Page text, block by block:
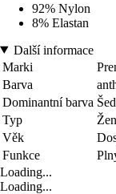
92% Nylon
8% Elastan
Další informace
Marki
Barva
Dominantní barva
Typ
Věk
Funkce
Loading...
Loading...